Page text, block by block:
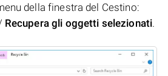
della finestra del Cestino:
Recupera gli oggetti selezionati.